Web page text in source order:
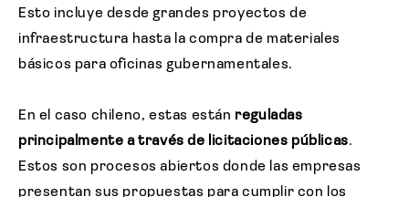
Esto incluye desde grandes proyectos de
infraestructura hasta la compra de materiales
básicos para oficinas gubernamentales.
En el caso chileno, estas están reguladas
principalmente a través de licitaciones públicas.
Estos son procesos abiertos donde las empresas
presentan sus propuestas para cumplir con los